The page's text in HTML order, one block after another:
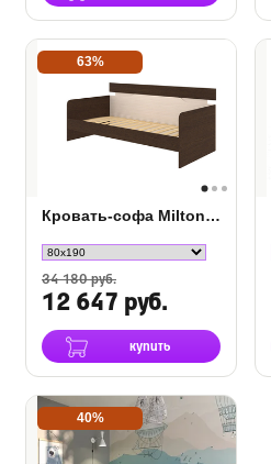
63%
Кровать-софа Milton (с основанием)
34 180 руб.
12 647 руб.
купить
40%